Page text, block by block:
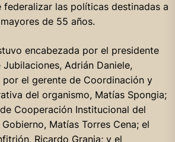
federalizar las políticas destinadas a
de 55 años.
encabezada por el presidente
Adrián Daniele,
por el gerente de Coordinación y
del organismo, Matías Spongia;
Cooperación Institucional del
Matías Torres Cena; el
Ricardo Granja; y el